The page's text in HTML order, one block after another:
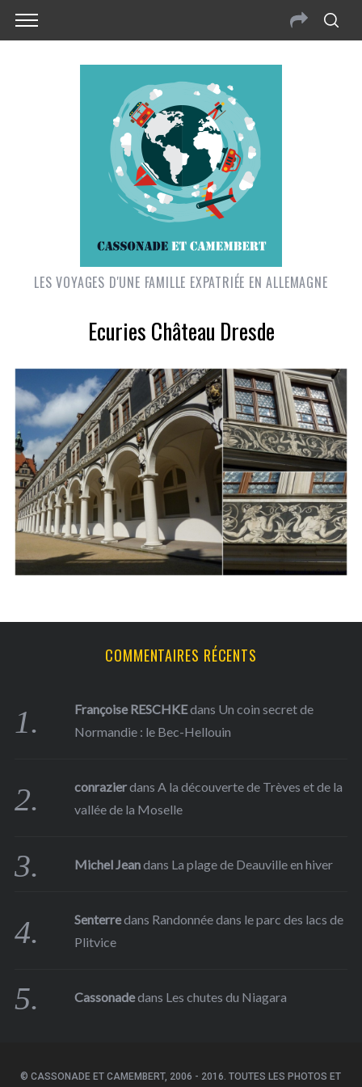
LES VOYAGES D'UNE FAMILLE EXPATRIÉE EN ALLEMAGNE
Ecuries Château Dresde
COMMENTAIRES RÉCENTS
Françoise RESCHKEdans Un coin secret de
Normandie : le Bec-Hellouin
conrazierdansA la découverte de Trèves et de la
vallée de la Moselle
Michel Jeandans La plage de Deauville en hiver
Senterredans Randonnée dans le parc des lacs de
Plitvice
Cassonadedans Les chutes du Niagara
© CASSONADE ET CAMEMBERT, 2006 - 2016. TOUTES LES PHOTOS ET
S
e
a
r
f